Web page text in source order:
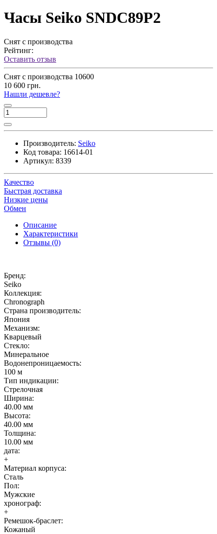
Часы Seiko SNDC89P2
Снят с производства
Рейтинг:
Оставить отзыв
Снят с производства 10600
10 600 грн.
Нашли дешевле?
Производитель: Seiko
Код товара: 16614-01
Артикул: 8339
Качество
Быстрая доставка
Низкие цены
Обмен
Описание
Характеристики
Отзывы (0)
Бренд:
Seiko
Коллекция:
Chronograph
Страна производитель:
Япония
Механизм:
Кварцевый
Стекло:
Минеральное
Водонепроницаемость:
100 м
Тип индикации:
Стрелочная
Ширина:
40.00 мм
Высота:
40.00 мм
Толщина:
10.00 мм
дата:
+
Материал корпуса:
Сталь
Пол:
Мужские
хронограф:
+
Ремешок-браслет:
Кожаный